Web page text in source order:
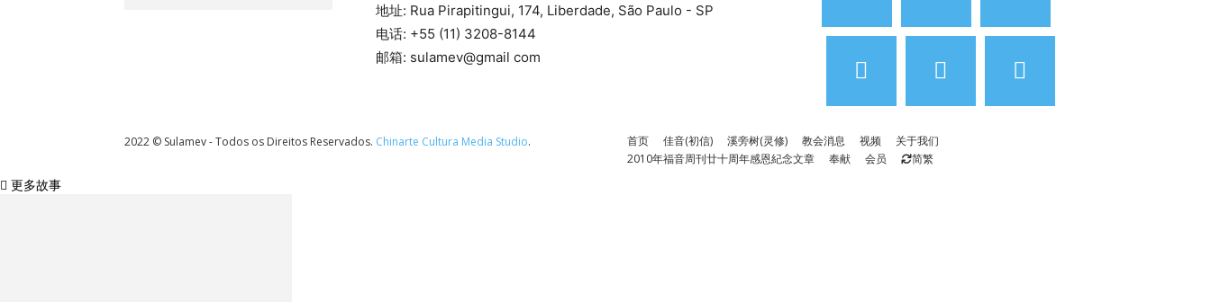
地址: Rua Pirapitingui, 174, Liberdade, São Paulo - SP
电话: +55 (11) 3208-8144
邮箱: sulamev@gmail com
2022 © Sulamev - Todos os Direitos Reservados. Chinarte Cultura Media Studio. 首页 佳音(初信) 溪旁树(灵修) 教会消息 视频
关于我们
2010年福音周刊廿十周年感恩紀念文章
奉献 会员
简繁
更多故事